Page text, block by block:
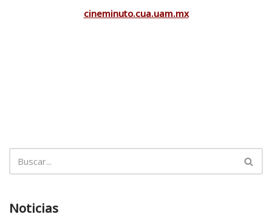
cineminuto.cua.uam.mx
Noticias